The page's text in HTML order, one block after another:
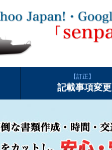
訂正
記載事項変更